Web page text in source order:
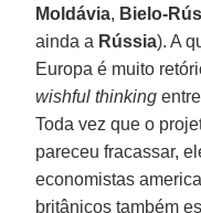
Moldávia, Bielo-
ainda a Rússia). A
Europa é muito
wishful thinking
Toda vez que o
pareceu fracassar,
economistas
britânicos também